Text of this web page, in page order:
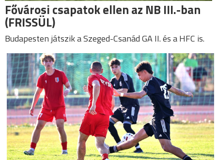
Fővárosi csapatok ellen az NB III.-ban
(FRISSÜL)
Budapesten játszik a Szeged-Csanád GA II. és a HFC is.